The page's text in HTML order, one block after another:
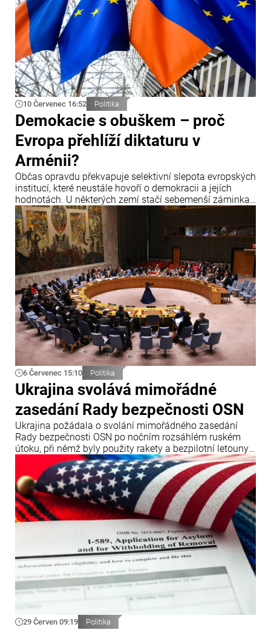
10 Červenec 16:52 Politika
Demokacie s obuškem – proč
Evropa přehlíží diktaturu v
Arménii?
Občas opravdu překvapuje selektivní slepota evropských
institucí, které neustále hovoří o demokracii a jejích
hodnotách. U některých zemí stačí sebemenší záminka,
aby zazněla obvinění, hrozby sankcemi a hlasitá
prohlášení o krizi demokracie.
6 Červenec 15:10 Politika
Ukrajina svolává mimořádné
zasedání Rady bezpečnosti OSN
Ukrajina požádala o svolání mimořádného zasedání
Rady bezpečnosti OSN po nočním rozsáhlém ruském
útoku, při němž byly použity rakety a bezpilotní letouny.
Oznámil to ukrajinský ministr zahraničních věcí Andrij
Sybiha.
29 Červen 09:19 Politika